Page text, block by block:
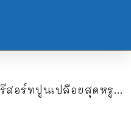
รีสอร์ทปูนเปลือยสุดหรูสไตล์โมเดิร์น บนเกาะสมุย ที่สุดของความทันสมัยท่ามกลางธรรมชาติ